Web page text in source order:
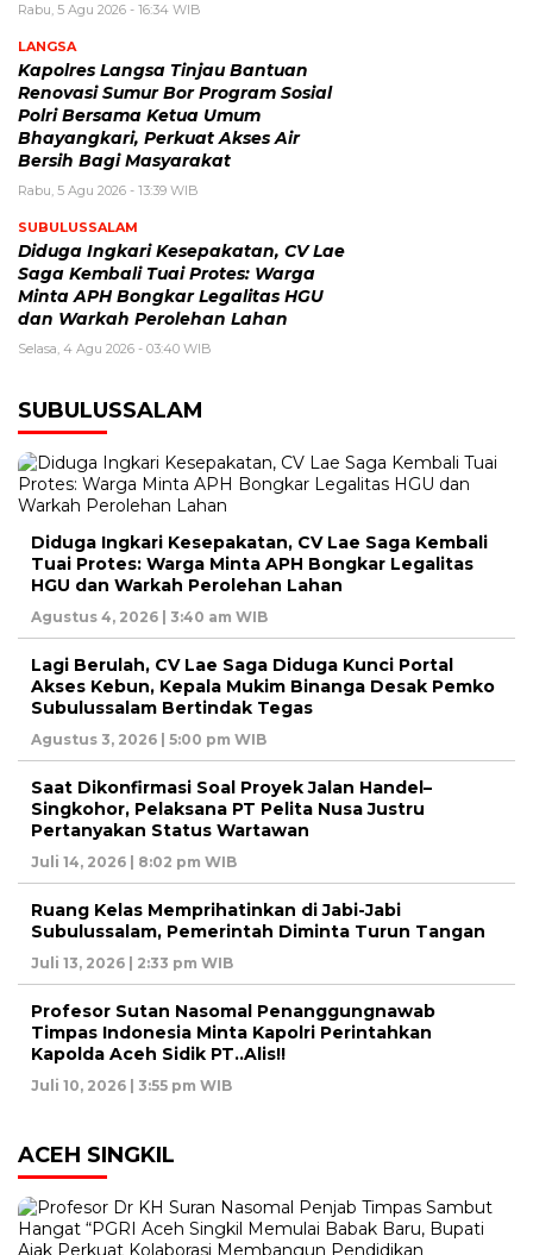
Rabu, 5 Agu 2026 - 16:34 WIB
LANGSA
Kapolres Langsa Tinjau Bantuan
Renovasi Sumur Bor Program Sosial
Polri Bersama Ketua Umum
Bhayangkari, Perkuat Akses Air
Bersih Bagi Masyarakat
Rabu, 5 Agu 2026 - 13:39 WIB
SUBULUSSALAM
Diduga Ingkari Kesepakatan, CV Lae
Saga Kembali Tuai Protes: Warga
Minta APH Bongkar Legalitas HGU
dan Warkah Perolehan Lahan
Selasa, 4 Agu 2026 - 03:40 WIB
SUBULUSSALAM
Diduga Ingkari Kesepakatan, CV Lae Saga Kembali
Tuai Protes: Warga Minta APH Bongkar Legalitas
HGU dan Warkah Perolehan Lahan
Agustus 4, 2026 | 3:40 am WIB
Lagi Berulah, CV Lae Saga Diduga Kunci Portal
Akses Kebun, Kepala Mukim Binanga Desak Pemko
Subulussalam Bertindak Tegas
Agustus 3, 2026 | 5:00 pm WIB
Saat Dikonfirmasi Soal Proyek Jalan Handel–
Singkohor, Pelaksana PT Pelita Nusa Justru
Pertanyakan Status Wartawan
Juli 14, 2026 | 8:02 pm WIB
Ruang Kelas Memprihatinkan di Jabi-Jabi
Subulussalam, Pemerintah Diminta Turun Tangan
Juli 13, 2026 | 2:33 pm WIB
Profesor Sutan Nasomal Penanggungnawab
Timpas Indonesia Minta Kapolri Perintahkan
Kapolda Aceh Sidik PT..Alis!!
Juli 10, 2026 | 3:55 pm WIB
ACEH SINGKIL